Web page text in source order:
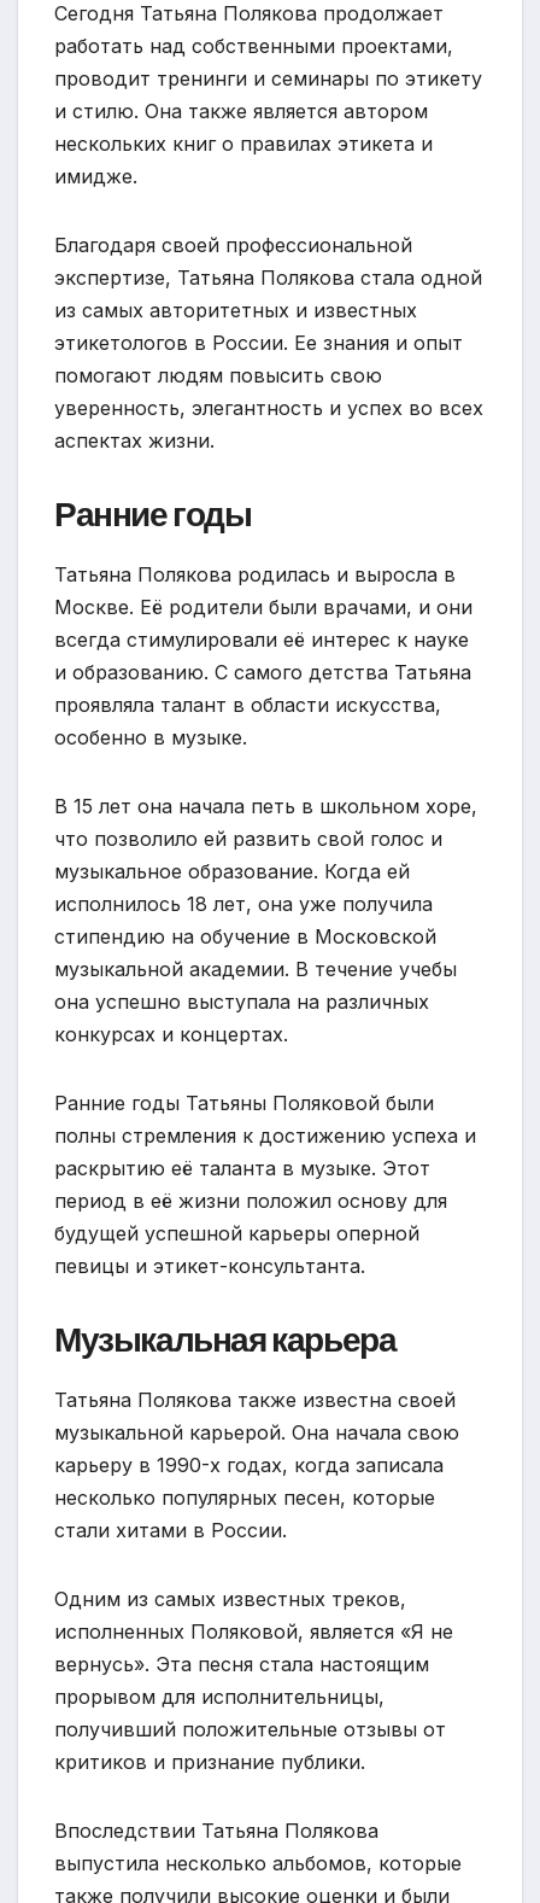
Сегодня Татьяна Полякова продолжает
работать над собственными проектами,
проводит тренинги и семинары по этикету
и стилю. Она также является автором
нескольких книг о правилах этикета и
имидже.
Благодаря своей профессиональной
экспертизе, Татьяна Полякова стала одной
из самых авторитетных и известных
этикетологов в России. Ее знания и опыт
помогают людям повысить свою
уверенность, элегантность и успех во всех
аспектах жизни.
Ранние годы
Татьяна Полякова родилась и выросла в
Москве. Её родители были врачами, и они
всегда стимулировали её интерес к науке
и образованию. С самого детства Татьяна
проявляла талант в области искусства,
особенно в музыке.
В 15 лет она начала петь в школьном хоре,
что позволило ей развить свой голос и
музыкальное образование. Когда ей
исполнилось 18 лет, она уже получила
стипендию на обучение в Московской
музыкальной академии. В течение учебы
она успешно выступала на различных
конкурсах и концертах.
Ранние годы Татьяны Поляковой были
полны стремления к достижению успеха и
раскрытию её таланта в музыке. Этот
период в её жизни положил основу для
будущей успешной карьеры оперной
певицы и этикет-консультанта.
Музыкальная карьера
Татьяна Полякова также известна своей
музыкальной карьерой. Она начала свою
карьеру в 1990-х годах, когда записала
несколько популярных песен, которые
стали хитами в России.
Одним из самых известных треков,
исполненных Поляковой, является «Я не
вернусь». Эта песня стала настоящим
прорывом для исполнительницы,
получивший положительные отзывы от
критиков и признание публики.
Впоследствии Татьяна Полякова
выпустила несколько альбомов, которые
также получили высокие оценки и были